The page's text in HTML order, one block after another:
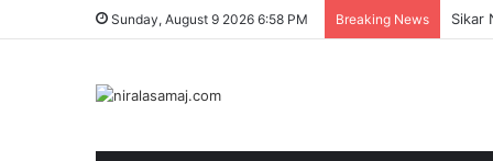
Sunday, August 9 2026 6:58 PM Breaking News ‘ये